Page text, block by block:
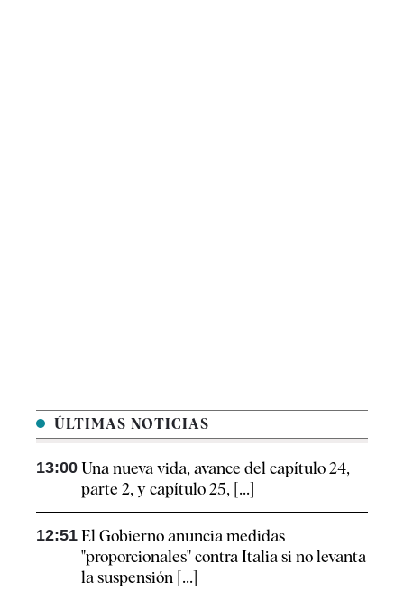
ÚLTIMAS NOTICIAS
13:00 Una nueva vida, avance del capítulo 24,
parte 2, y capítulo 25, [...]
12:51 El Gobierno anuncia medidas
"proporcionales" contra Italia si no levanta
la suspensión [...]